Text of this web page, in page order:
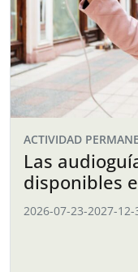
ACTIVIDAD
Las
disponibles
2026-07-23-2027-12-